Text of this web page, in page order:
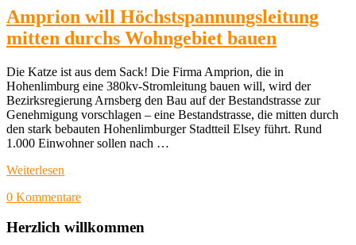
Amprion will Höchstspannungsleitung
mitten durchs Wohngebiet bauen
Die Katze ist aus dem Sack! Die Firma Amprion, die in
Hohenlimburg eine 380kv-Stromleitung bauen will, wird der
Bezirksregierung Arnsberg den Bau auf der Bestandstrasse zur
Genehmigung vorschlagen – eine Bestandstrasse, die mitten durch
den stark bebauten Hohenlimburger Stadtteil Elsey führt. Rund
1.000 Einwohner sollen nach …
Weiterlesen
0 Kommentare
Herzlich willkommen